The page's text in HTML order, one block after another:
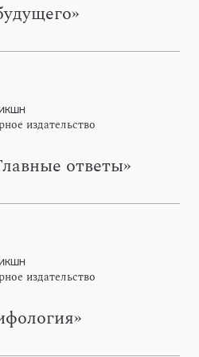
издательство
ответы»
издательство